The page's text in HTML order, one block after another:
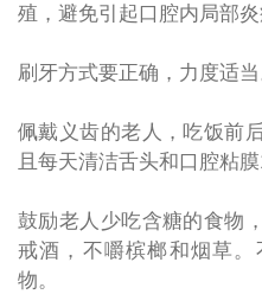
殖，避免引起口腔内局部
刷牙方式要正确，力度适当
佩戴义齿的老人，吃饭前
且每天清洁舌头和口腔粘膜
鼓励老人少吃含糖的食物
戒酒，不嚼槟榔和烟草
物。